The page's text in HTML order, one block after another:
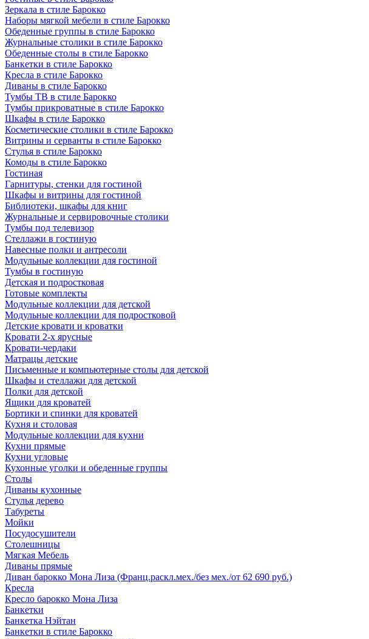
Зеркала в стиле Барокко
Наборы мягкой мебели в стиле Барокко
Обеденные группы в стиле Барокко
Журнальные столики в стиле Барокко
Обеденные столы в стиле Барокко
Банкетки в стиле Барокко
Кресла в стиле Барокко
Диваны в стиле Барокко
Тумбы ТВ в стиле Барокко
Тумбы прикроватные в стиле Барокко
Шкафы в стиле Барокко
Косметические столики в стиле Барокко
Витрины и серванты в стиле Барокко
Стулья в стиле Барокко
Комоды в стиле Барокко
Гостиная
Гарнитуры, стенки для гостиной
Шкафы и витрины для гостиной
Библиотеки, шкафы для книг
Журнальные и сервировочные столики
Тумбы под телевизор
Стеллажи в гостиную
Навесные полки и антресоли
Модульные коллекции для гостиной
Тумбы в гостиную
Детская и подростковая
Готовые комплекты
Модульные коллекции для детской
Модульные коллекции для подростковой
Детские кровати и кроватки
Кровати 2-х ярусные
Кровати-чердаки
Матрацы детские
Письменные и компьютерные столы для детской
Шкафы и стеллажи для детской
Полки для детской
Ящики для кроватей
Бортики и спинки для кроватей
Кухня и столовая
Модульные коллекции для кухни
Кухни прямые
Кухни угловые
Кухонные уголки и обеденные группы
Столы
Диваны кухонные
Стулья дерево
Табуреты
Мойки
Посудосушители
Столешницы
Мягкая Мебель
Диваны прямые
Диван барокко Мона Лиза (Франц.раскл.мех./без мех./от 62 690 руб.)
Кресла
Кресло барокко Мона Лиза
Банкетки
Банкетка Нэйтан
Банкетки в стиле Барокко